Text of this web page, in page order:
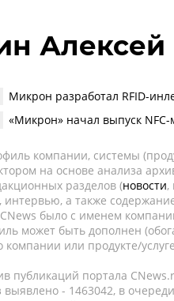
Алексей
Микрон разработал RFID-
«Микрон» начал выпуск NFC-
компании, системы
на основе анализа
разделов (новости,
а также
было с именем
может быть дополнен
компании или продукте/
публикаций портала
- 1463042, в